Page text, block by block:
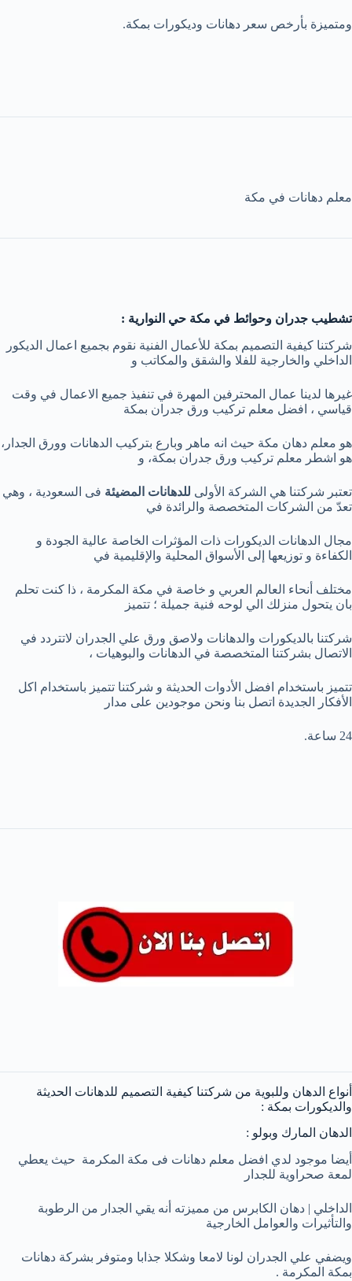
ومتميزة بأرخص سعر دهانات وديكورات بمكة.
معلم دهانات في مكة
تشطيب جدران وحوائط في مكة حي النوارية :
شركتنا كيفية التصميم بمكة للأعمال الفنية نقوم بجميع اعمال الديكور
الداخلي والخارجية للفلا والشقق والمكاتب و
غيرها لدينا عمال المحترفين المهرة في تنفيذ جميع الاعمال في وقت
قياسي ، افضل معلم تركيب ورق جدران بمكة
هو معلم دهان مكة حيث انه ماهر وبارع بتركيب الدهانات وورق الجدار،
هو اشطر معلم تركيب ورق جدران بمكة، و
تعتبر شركتنا هي الشركة الأولى للدهانات المضيئة فى السعودية ، وهي
تعدّ من الشركات المتخصصة والرائدة في
مجال الدهانات الديكورات ذات المؤثرات الخاصة عالية الجودة و
الكفاءة و توزيعها إلى الأسواق المحلية والإقليمية في
مختلف أنحاء العالم العربي و خاصة في مكة المكرمة ، ذا كنت تحلم
بان يتحول منزلك الي لوحه فنية جميلة ؛ تتميز
شركتنا بالديكورات والدهانات ولاصق ورق علي الجدران لاتتردد في
الاتصال بشركتنا المتخصصة في الدهانات والبوهيات ،
تتميز باستخدام افضل الأدوات الحديثة و شركتنا تتميز باستخدام اكل
الأفكار الجديدة اتصل بنا ونحن موجودين على مدار
24 ساعة.
أنواع الدهان وللبوية من شركتنا كيفية التصميم للدهانات الحديثة
والديكورات بمكة :
الدهان المارك وبولو :
أيضا موجود لدي افضل معلم دهانات فى مكة المكرمة حيث يعطي
لمعة صحراوية للجدار
الداخلي | دهان الكابرس من مميزته أنه يقي الجدار من الرطوبة
والتأثيرات والعوامل الخارجية
ويضفي علي الجدران لونا لامعا وشكلا جذابا ومتوفر بشركة دهانات
بمكة المكرمة .